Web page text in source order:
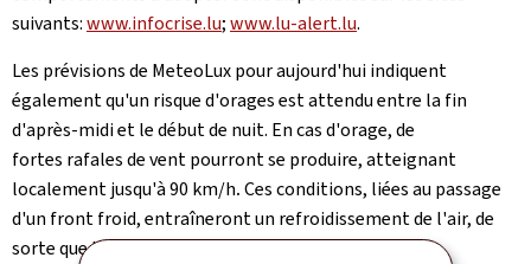
suivants:www.infocrise.lu;www.lu-alert.lu.
Les prévisions de MeteoLux pour aujourd'hui indiquent
égalementqu'un risque d'orages est attendu entre la fin
d'après-midi et le début de nuit. En cas d'orage, de
fortes rafales de vent pourront se produire, atteignant
localement jusqu'à 90 km/h.Ces conditions, liées au passage
d'un front froid, entraîneront un refroidissement de l'air, de
sorte que les températures reviendront à des valeurs